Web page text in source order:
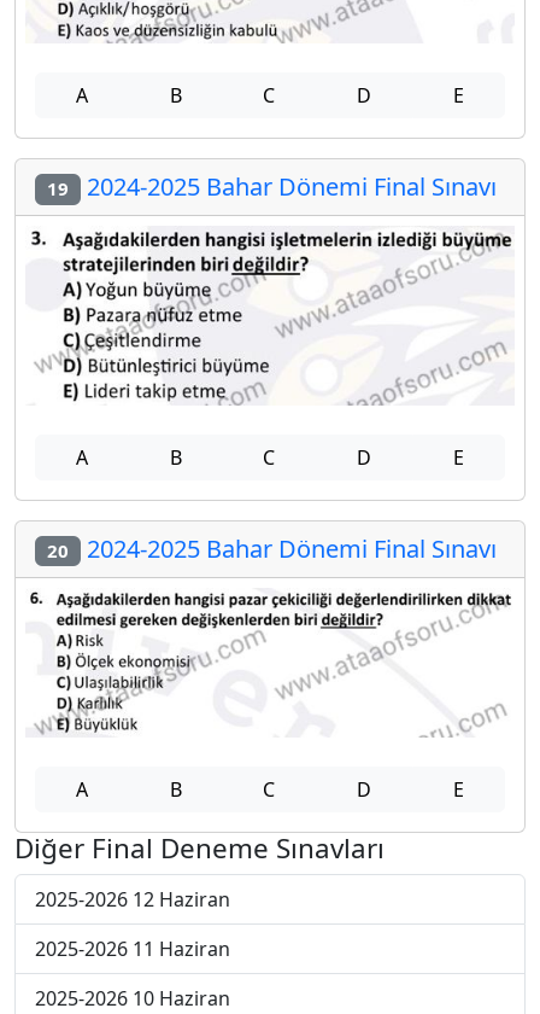
A B C D E
19 2024-2025 Bahar Dönemi Final Sınavı
A B C D E
20 2024-2025 Bahar Dönemi Final Sınavı
A B C D E
Diğer Final Deneme Sınavları
2025-2026 12 Haziran
2025-2026 11 Haziran
2025-2026 10 Haziran